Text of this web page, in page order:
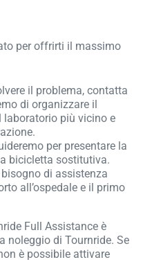
per offrirti il massimo
il problema, contatta
di organizzare il
più vicino e
per presentare la
bicicletta sostitutiva.
di assistenza
all’ospedale e il primo
Full Assistance è
noleggio di Tournride. Se
è possibile attivare